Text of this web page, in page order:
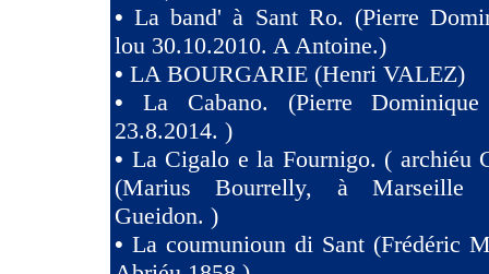
•La band' à Sant Ro. (Pierre
lou 30.10.2010. A Antoine.)
• LA BOURGARIE (Henri VALEZ)
• La Cabano. (Pierre
23.8.2014. )
• La Cigalo e la Fournigo. ( archiéu
(Marius Bourrelly, à Marseille
Gueidon. )
• La coumunioun di Sant (Frédéric